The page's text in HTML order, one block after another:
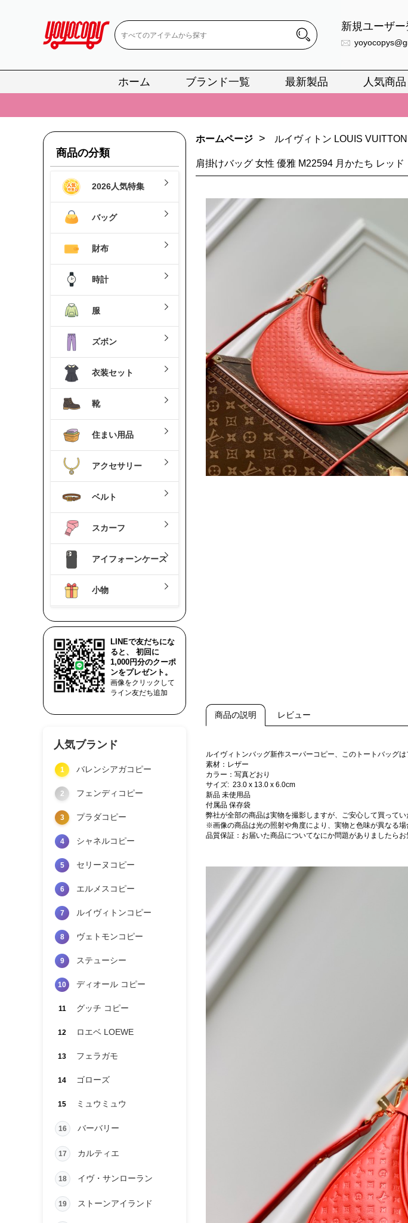
新規ユーザ
ホーム ブランド一覧 最新製品 人気商品
📢 当店は正真正銘のn級スーパーコピーのみ取扱い
📢 2026春の新作続々更新中！期間中のご
📢 新作入荷！ルイ・ヴィトンスーパーコピー バッグ
📢 当店は正真正銘のn級スーパーコピーのみ取扱い
📢 新作入荷！ルイ・ヴィトンスーパーコピー バッグ
商品の分類
2026人気特集
バッグ
財布
時計
服
ズボン
衣装セット
靴
住まい用品
アクセサリー
ベルト
スカーフ
アイフォーンケース
小物
LINEで友だちにな
ると、 初回に
1,000円分のクーポ
ンをプレゼント。
画像をクリックして
ライン友だち追加
人気ブランド
1 バレンシアガコピー
2 フェンディコピー
3 プラダコピー
4 シャネルコピー
5 セリーヌコピー
6 エルメスコピー
7 ルイヴィトンコピー
8 ヴェトモンコピー
9 ステューシー
10 ディオール コピー
11 グッチ コピー
12 ロエベ LOEWE
13 フェラガモ
14 ゴローズ
15 ミュウミュウ
16 バーバリー
17 カルティエ
18 イヴ・サンローラン
19 ストーンアイランド
ホームページ > ルイヴィトン LOUIS VUITTON
肩掛けバッグ 女性 優雅 M22594 月かたち レッド
商品の説明 レビュー
ルイヴィトンバッグ新作スーパーコピー、このトートバッグ
素材：レザー
カラー：写真どおり
サイズ: 23.0 x 13.0 x 6.0cm
新品 未使用品
付属品 保存袋
弊社が全部の商品は実物を撮影しますが、ご安心して買ってい
※画像の商品は光の照射や角度により、実物と色味が異なる
品質保証：お届いた商品についてなにか問題がありましたらお